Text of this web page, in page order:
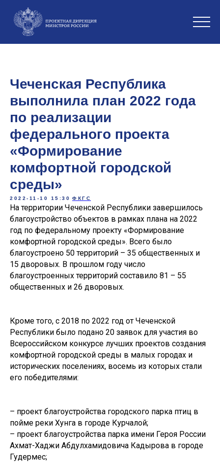
Чеченская Республика
выполнила план 2022 года
по реализации
федерального проекта
«Формирование
комфортной городской
среды»
2022-11-10 15:30 ФКГС
На территории Чеченской Республики завершилось
благоустройство объектов в рамках плана на 2022
год по федеральному проекту «Формирование
комфортной городской среды». Всего было
благоустроено 50 территорий – 35 общественных и
15 дворовых. В прошлом году число
благоустроенных территорий составило 81 – 55
общественных и 26 дворовых.
Кроме того, с 2018 по 2022 год от Чеченской
Республики было подано 20 заявок для участия во
Всероссийском конкурсе лучших проектов создания
комфортной городской среды в малых городах и
исторических поселениях, восемь из которых стали
его победителями:
– проект благоустройства городского парка птиц в
пойме реки Хунга в городе Курчалой;
– проект благоустройства парка имени Героя России
Ахмат-Хаджи Абдулхамидовича Кадырова в городе
Гудермес;